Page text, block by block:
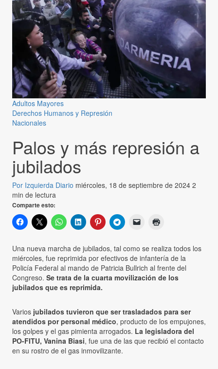
Adultos Mayores
Derechos Humanos y Represión
Nacionales
Palos y más represión a
jubilados
Por Izquierda Diario miércoles, 18 de septiembre de 2024 2
min de lectura
Comparte esto:
Una nueva marcha de jubilados, tal como se realiza todos los
miércoles, fue reprimida por efectivos de infantería de la
Policía Federal al mando de Patricia Bullrich al frente del
Congreso. Se trata de la cuarta movilización de los
jubilados que es reprimida.
Varios jubilados tuvieron que ser trasladados para ser
atendidos por personal médico, producto de los empujones,
los golpes y el gas pimienta arrogados. La legisladora del
PO-FITU, Vanina Biasi, fue una de las que recibió el contacto
en su rostro de el gas inmovilizante.